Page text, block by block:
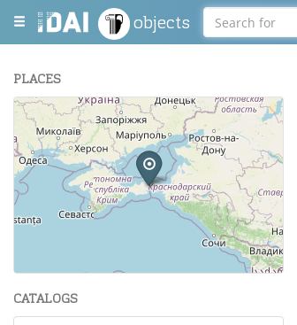
objects
PLACES
+
−
OpenStreetMap.
CATALOGS